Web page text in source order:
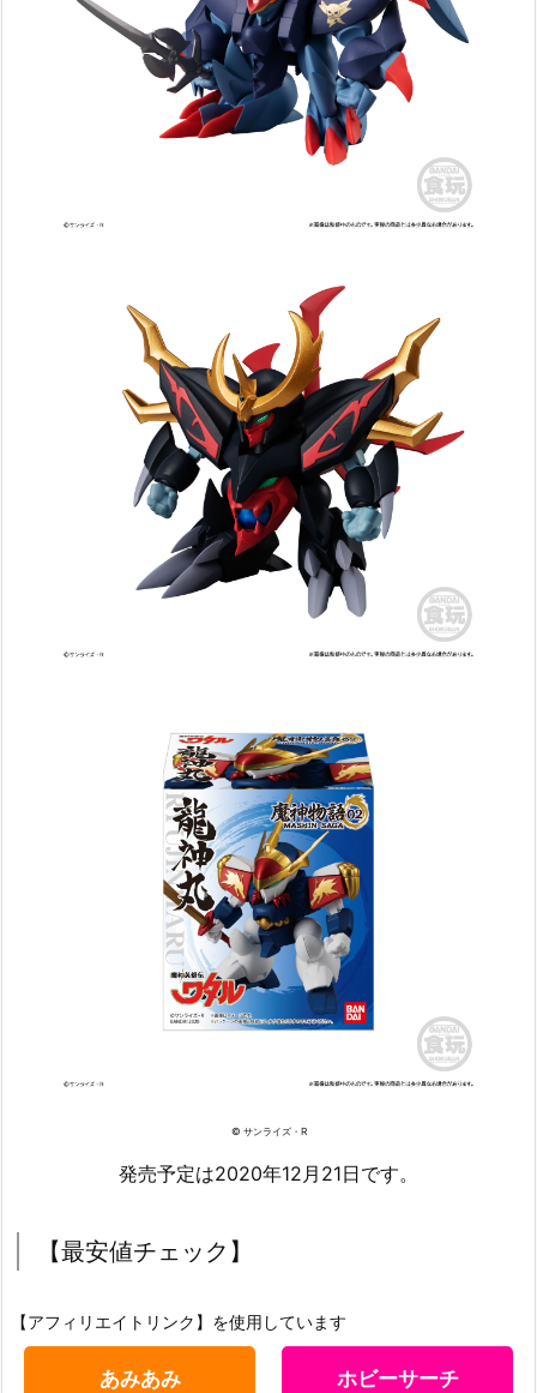
© サンライズ・R
発売予定は2020年12月21日です。
【最安値チェック】
【アフィリエイトリンク】を使用しています
あみあみ ホビーサーチ